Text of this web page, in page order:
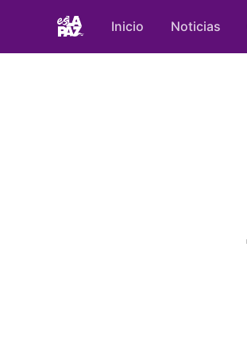
Inicio Noticias